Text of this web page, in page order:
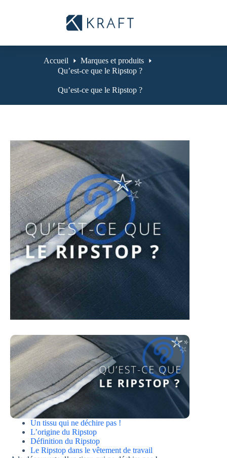
Accueil
Marques et produits
Qu’est-ce que le Ripstop ?
Qu’est-ce que le Ripstop ?
Un tissu qui ne déchire pas !
L’origine du Ripstop
Définition du Ripstop
Le Ripstop dans le vêtement de travail